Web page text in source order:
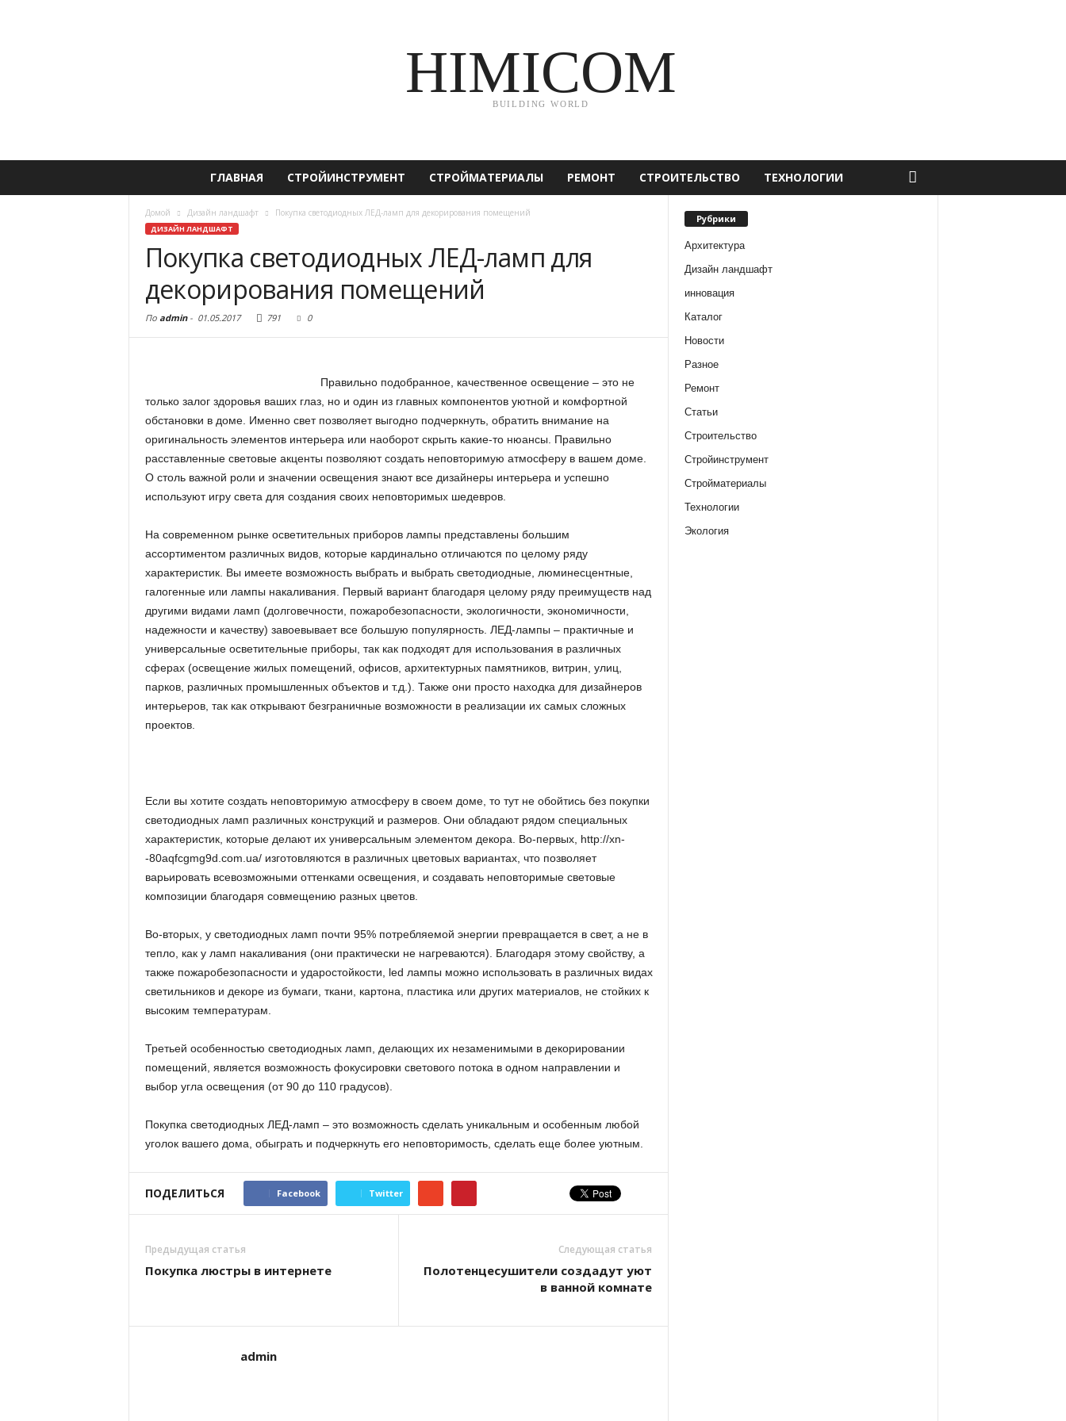
HIMICOM
BUILDING WORLD
ГЛАВНАЯ СТРОЙИНСТРУМЕНТ СТРОЙМАТЕРИАЛЫ РЕМОНТ СТРОИТЕЛЬСТВО ТЕХНОЛОГИИ
Домой Дизайн ландшафт Покупка светодиодных ЛЕД-ламп для декорирования помещений
ДИЗАЙН ЛАНДШАФТ
Покупка светодиодных ЛЕД-ламп для
декорирования помещений
По admin- 01.05.2017 791 0
Правильно подобранное, качественное освещение – это не
только залог здоровья ваших глаз, но и один из главных компонентов уютной и комфортной
обстановки в доме. Именно свет позволяет выгодно подчеркнуть, обратить внимание на
оригинальность элементов интерьера или наоборот скрыть какие-то нюансы. Правильно
расставленные световые акценты позволяют создать неповторимую атмосферу в вашем доме.
О столь важной роли и значении освещения знают все дизайнеры интерьера и успешно
используют игру света для создания своих неповторимых шедевров.
На современном рынке осветительных приборов лампы представлены большим
ассортиментом различных видов, которые кардинально отличаются по целому ряду
характеристик. Вы имеете возможность выбрать и выбрать светодиодные, люминесцентные,
галогенные или лампы накаливания. Первый вариант благодаря целому ряду преимуществ над
другими видами ламп (долговечности, пожаробезопасности, экологичности, экономичности,
надежности и качеству) завоевывает все большую популярность. ЛЕД-лампы – практичные и
универсальные осветительные приборы, так как подходят для использования в различных
сферах (освещение жилых помещений, офисов, архитектурных памятников, витрин, улиц,
парков, различных промышленных объектов и т.д.). Также они просто находка для дизайнеров
интерьеров, так как открывают безграничные возможности в реализации их самых сложных
проектов.
Если вы хотите создать неповторимую атмосферу в своем доме, то тут не обойтись без покупки
светодиодных ламп различных конструкций и размеров. Они обладают рядом специальных
характеристик, которые делают их универсальным элементом декора. Во-первых, http://xn-
-80aqfcgmg9d.com.ua/ изготовляются в различных цветовых вариантах, что позволяет
варьировать всевозможными оттенками освещения, и создавать неповторимые световые
композиции благодаря совмещению разных цветов.
Во-вторых, у светодиодных ламп почти 95% потребляемой энергии превращается в свет, а не в
тепло, как у ламп накаливания (они практически не нагреваются). Благодаря этому свойству, а
также пожаробезопасности и ударостойкости, led лампы можно использовать в различных видах
светильников и декоре из бумаги, ткани, картона, пластика или других материалов, не стойких к
высоким температурам.
Третьей особенностью светодиодных ламп, делающих их незаменимыми в декорировании
помещений, является возможность фокусировки светового потока в одном направлении и
выбор угла освещения (от 90 до 110 градусов).
Покупка светодиодных ЛЕД-ламп – это возможность сделать уникальным и особенным любой
уголок вашего дома, обыграть и подчеркнуть его неповторимость, сделать еще более уютным.
ПОДЕЛИТЬСЯ Facebook Twitter
Предыдущая статья
Покупка люстры в интернете
Следующая статья
Полотенцесушители создадут уют
в ванной комнате
admin
Рубрики
Архитектура
Дизайн ландшафт
инновация
Каталог
Новости
Разное
Ремонт
Статьи
Строительство
Стройинструмент
Стройматериалы
Технологии
Экология